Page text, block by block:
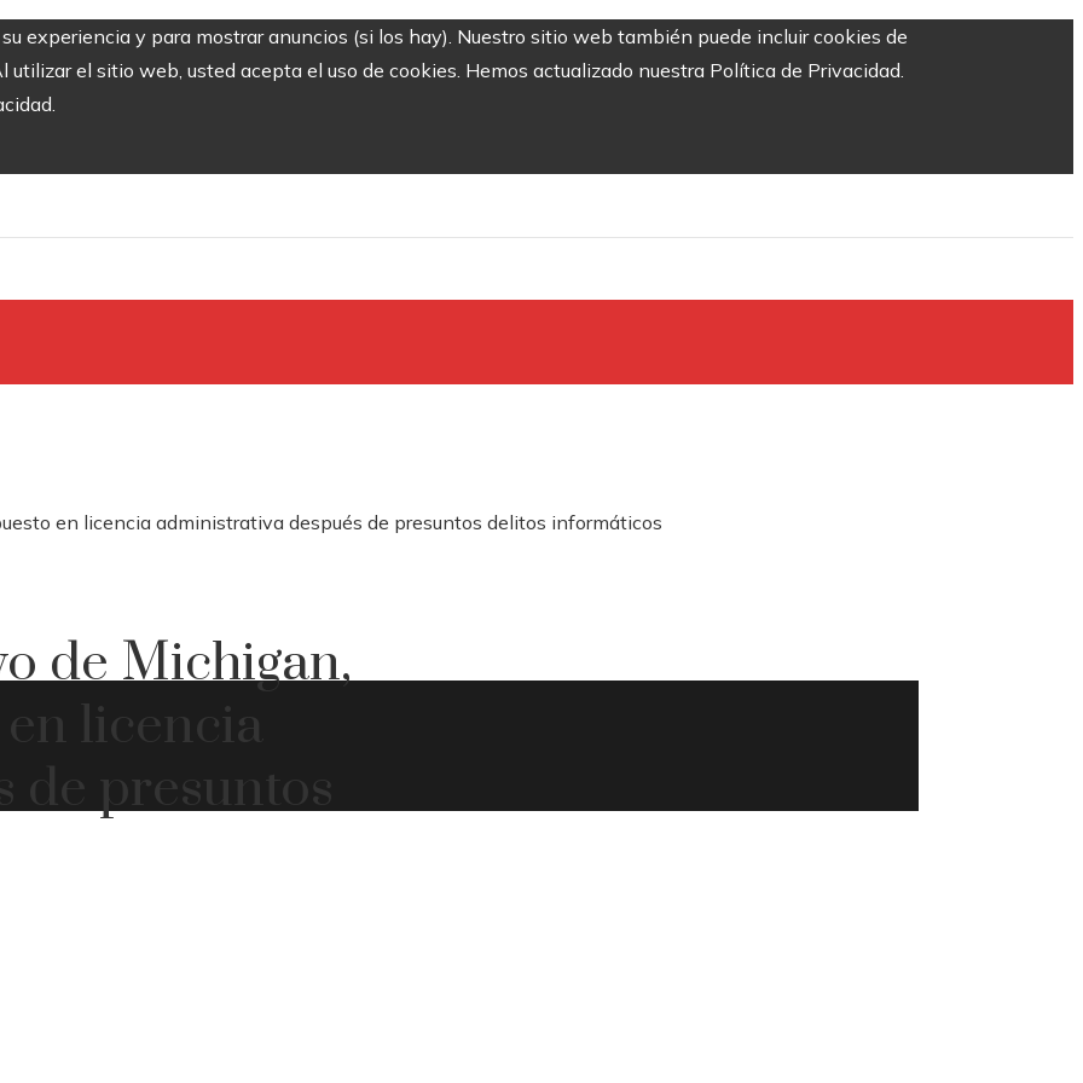
experiencia y para mostrar anuncios (si los hay). Nuestro sitio web también puede incluir cookies de
utilizar el sitio web, usted acepta el uso de cookies. Hemos actualizado nuestra Política de Privacidad.
en licencia administrativa después de presuntos delitos informáticos
de Michigan,
licencia
de presuntos